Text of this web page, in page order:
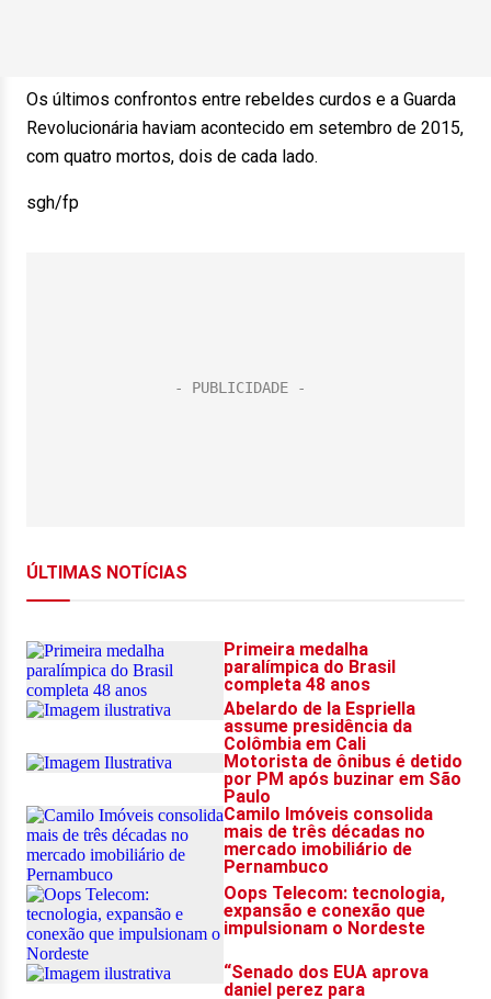
Os últimos confrontos entre rebeldes curdos e a Guarda
Revolucionária haviam acontecido em setembro de 2015,
com quatro mortos, dois de cada lado.
sgh/fp